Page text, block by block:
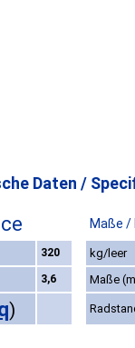
Daten /
Maße /
320
kg/leer
3,6 Maße
)